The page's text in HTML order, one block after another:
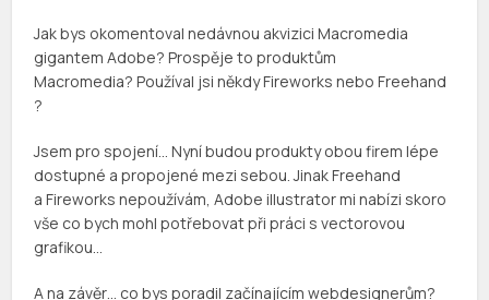
Jak bys okomentoval nedávnou akvizici Macromedia
gigantem Adobe? Prospěje to produktům
Macromedia? Používal jsi někdy Fireworks nebo Freehand
?
Jsem pro spojení… Nyní budou produkty obou firem lépe
dostupné a propojené mezi sebou. Jinak Freehand
a Fireworks nepoužívám, Adobe illustrator mi nabízi skoro
vše co bych mohl potřebovat při práci s vectorovou
grafikou…
A na závěr… co bys poradil začínajícím webdesignerům?